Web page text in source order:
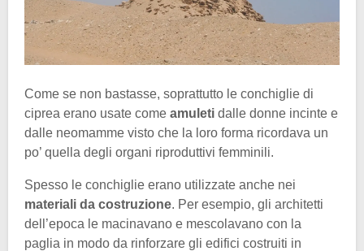
Come se non bastasse, soprattutto le conchiglie di
ciprea erano usate come amuleti dalle donne incinte e
dalle neomamme visto che la loro forma ricordava un
po’ quella degli organi riproduttivi femminili.
Spesso le conchiglie erano utilizzate anche nei
materiali da costruzione. Per esempio, gli architetti
dell’epoca le macinavano e mescolavano con la
paglia in modo da rinforzare gli edifici costruiti in